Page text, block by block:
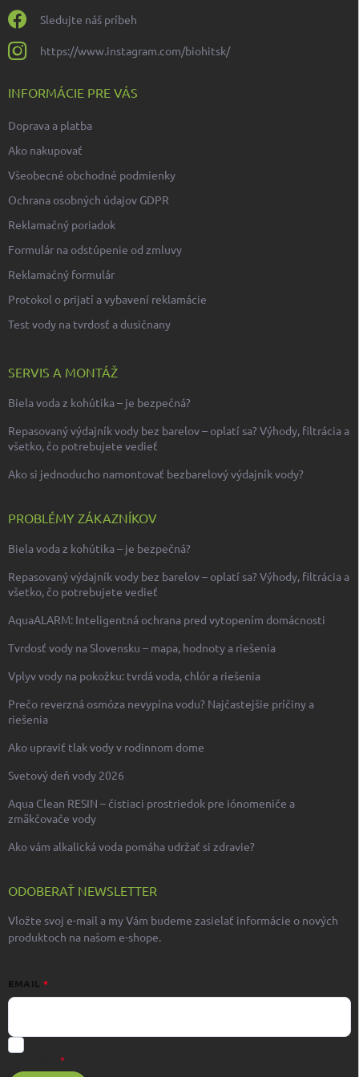
Sledujte náš príbeh
https://www.instagram.com/biohitsk/
INFORMÁCIE PRE VÁS
Doprava a platba
Ako nakupovať
Všeobecné obchodné podmienky
Ochrana osobných údajov GDPR
Reklamačný poriadok
Formulár na odstúpenie od zmluvy
Reklamačný formulár
Protokol o prijatí a vybavení reklamácie
Test vody na tvrdosť a dusičnany
SERVIS A MONTÁŽ
Biela voda z kohútika – je bezpečná?
Repasovaný výdajník vody bez barelov – oplatí sa? Výhody, filtrácia a
všetko, čo potrebujete vedieť
Ako si jednoducho namontovať bezbarelový výdajník vody?
PROBLÉMY ZÁKAZNÍKOV
Biela voda z kohútika – je bezpečná?
Repasovaný výdajník vody bez barelov – oplatí sa? Výhody, filtrácia a
všetko, čo potrebujete vedieť
AquaALARM: Inteligentná ochrana pred vytopením domácnosti
Tvrdosť vody na Slovensku – mapa, hodnoty a riešenia
Vplyv vody na pokožku: tvrdá voda, chlór a riešenia
Prečo reverzná osmóza nevypína vodu? Najčastejšie príčiny a
riešenia
Ako upraviť tlak vody v rodinnom dome
Svetový deň vody 2026
Aqua Clean RESIN – čistiaci prostriedok pre iónomeniče a
zmäkčovače vody
Ako vám alkalická voda pomáha udržať si zdravie?
ODOBERAŤ NEWSLETTER
Vložte svoj e-mail a my Vám budeme zasielať informácie o nových
produktoch na našom e-shope.
EMAIL